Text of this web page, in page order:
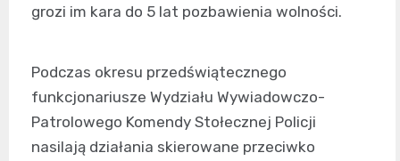
grozi im kara do 5 lat pozbawienia wolności.
Podczas okresu przedświątecznego
funkcjonariusze Wydziału Wywiadowczo-
Patrolowego Komendy Stołecznej Policji
nasilają działania skierowane przeciwko